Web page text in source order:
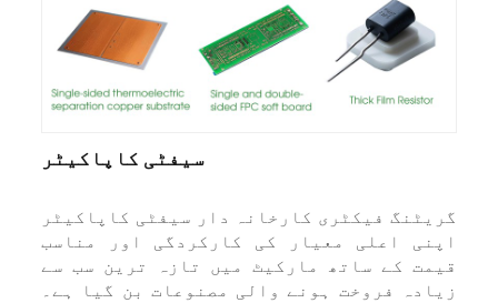
سیفٹی کاپاکیٹر
فیکٹری کارخانہ دار سیفٹی کاپاکیٹر
اعلی معیار کی کارکردگی اور مناسب
کے ساتھ مارکیٹ میں تازہ ترین سب سے
فروخت ہونے والی مصنوعات بن گیا ہے۔